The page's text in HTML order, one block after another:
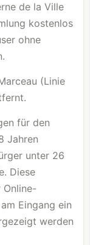
de la Ville
kostenlos
ohne
(Linie
für den
Jahren
unter 26
Diese
Eingang ein
werden